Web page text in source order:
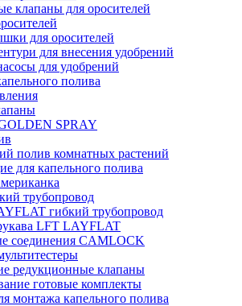
клапаны для оросителей
для оросителей
для внесения удобрений
для удобрений
полива
SPRAY
полив комнатных растений
для капельного полива
трубопровод
гибкий трубопровод
LFT LAYFLAT
соединения CAMLOCK
редукционные клапаны
готовые комплекты
монтажа капельного полива